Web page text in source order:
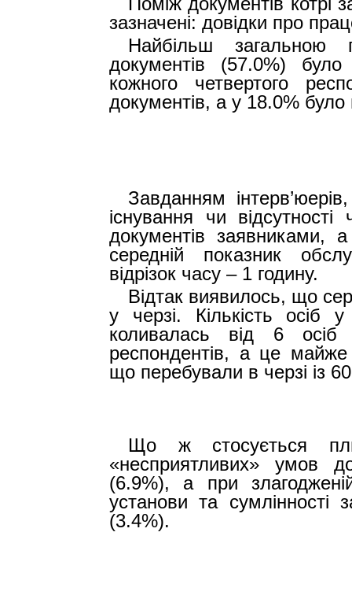
зазначені: довідки про
Найбільш загальною
документів (57.0%)
кожного четвертого
документів, а у 18.0% було
Завданням
існування чи
документів заявниками,
середній показник
відрізок часу – 1 годину.
Відтак виявилось, що
у черзі. Кількість осіб
коливалась від 6
респондентів, а це майже
що перебували в черзі із
Що ж стосується
«несприятливих» умов
(6.9%), а при злагодженій
установи та сумлінності
(3.4%).